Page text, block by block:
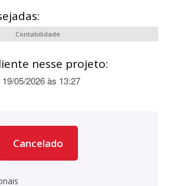
Contabilidade
nesse projeto:
19/05/2026 às 13:27
Cancelado